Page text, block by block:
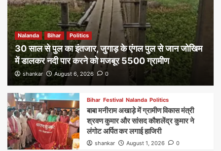
Nalanda Bihar Politics
30 साल से पुल का इंतजार, जुगाड़ के एंगल पुल से जान जोखिम
में डालकर नदी पार करने को मजबूर 5500 ग्रामीण
shankar August 6, 2026 0
Bihar Festival Nalanda Politics
बाबा मनीराम अखाड़े में ग्रामीण विकास मंत्री
श्रवण कुमार और सांसद कौशलेंद्र कुमार ने
लंगोट अर्पित कर लगाई हाजिरी
shankar August 1, 2026 0